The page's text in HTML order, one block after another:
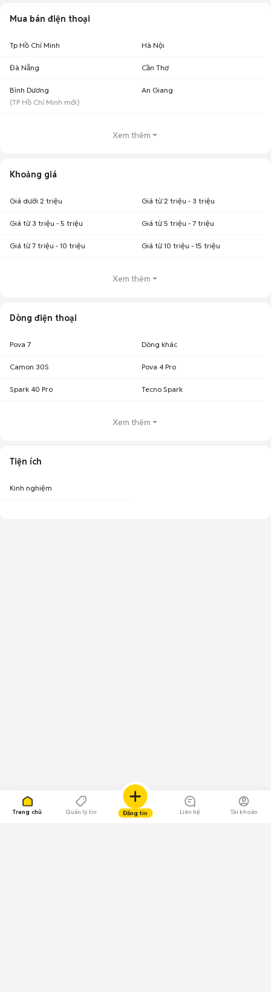
Trang chủ Quản lý tin Đăng tin Liên hệ Tài khoản
Mua bán điện thoại
Tp Hồ Chí Minh Hà Nội
Đà Nẵng Cần Thơ
Bình Dương
(TP Hồ Chí Minh mới)
An Giang
Xem thêm
Khoảng giá
Giá dưới 2 triệu Giá từ 2 triệu - 3 triệu
Giá từ 3 triệu - 5 triệu Giá từ 5 triệu - 7 triệu
Giá từ 7 triệu - 10 triệu Giá từ 10 triệu - 15 triệu
Xem thêm
Dòng điện thoại
Pova 7 Dòng khác
Camon 30S Pova 4 Pro
Spark 40 Pro Tecno Spark
Xem thêm
Tiện ích
Kinh nghiệm